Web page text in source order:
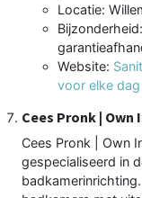
Locatie:
Website:
voor elke dag
Cees Pronk |
Cees Pronk | Own
gespecialiseerd in